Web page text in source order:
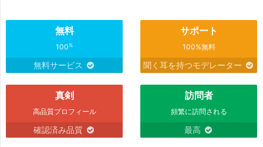
無料
100%
無料サービス
サポート
100%無料
聞く耳を持つモデレーター
真剣
高品質プロフィール
確認済み品質
訪問者
頻繁に訪問される
最高